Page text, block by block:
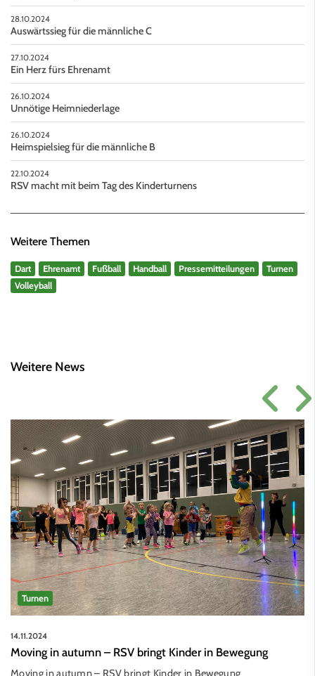
28.10.2024
Auswärtssieg für die männliche C
27.10.2024
Ein Herz fürs Ehrenamt
26.10.2024
Unnötige Heimniederlage
26.10.2024
Heimspielsieg für die männliche B
22.10.2024
RSV macht mit beim Tag des Kinderturnens
Weitere Themen
Dart Ehrenamt Fußball Handball Pressemitteilungen
Turnen
Volleyball
Weitere News
Turnen
14.11.2024
Moving in autumn – RSV bringt Kinder in Bewegung
Moving in autumn – RSV bringt Kinder in Bewegung